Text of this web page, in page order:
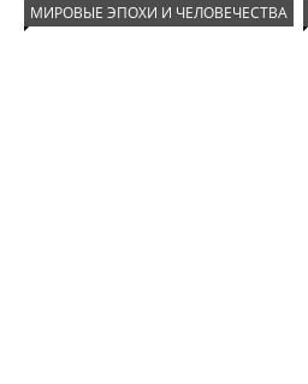
МИРОВЫЕ ЭПОХИ И ЧЕЛОВЕЧЕСТВА